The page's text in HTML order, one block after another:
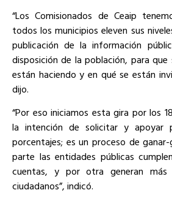
“Los Comisionados de Ceaip
todos los municipios eleven sus
publicación de la información
disposición de la población, para que
están haciendo y en qué se están
dijo.
“Por eso iniciamos esta gira por los
la intención de solicitar y apoyar
porcentajes; es un proceso de
parte las entidades públicas
cuentas, y por otra generan más
ciudadanos”, indicó.